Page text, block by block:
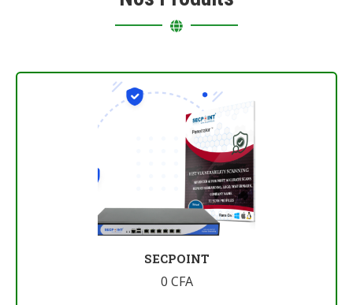
SECPOINT
0 CFA